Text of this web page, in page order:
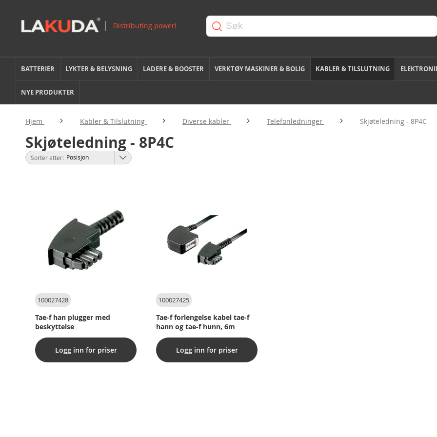
BATTERIER LYKTER & BELYSNING LADERE & BOOSTER VERKTØY MASKINER & BOLIG KABLER & TILSLUTNING
NYE PRODUKTER
Hjem Kabler & Tilslutning Diverse kabler Telefonledninger Skjøteledning - 8P4C
Skjøteledning - 8P4C
Sorter etter
100027428
Tae-f han plugger med
beskyttelse
Logg inn for priser
100027425
Tae-f forlengelse kabel tae-f
hann og tae-f hunn, 6m
Logg inn for priser